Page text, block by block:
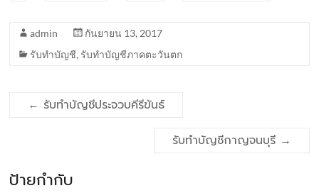
admin
กันยายน 13, 2017
รับทำบัญชี, รับทำบัญชีภาคตะวันตก
← รับทำบัญชีประจวบคีรีขันธ์
รับทำบัญชีกาญจนบุรี →
ป้ายกำกับ